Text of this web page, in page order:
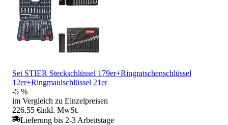
Set STIER Steckschlüssel 179er+Ringratschenschlüssel
12er+Ringmaulschlüssel 21er
-5 %
im Vergleich zu Einzelpreisen
226,55 €inkl. MwSt.
Lieferung bis 2-3 Arbeitstage